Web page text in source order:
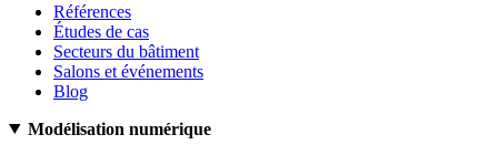
Références
Études de cas
Secteurs du bâtiment
Salons et événements
Blog
Modélisation numérique